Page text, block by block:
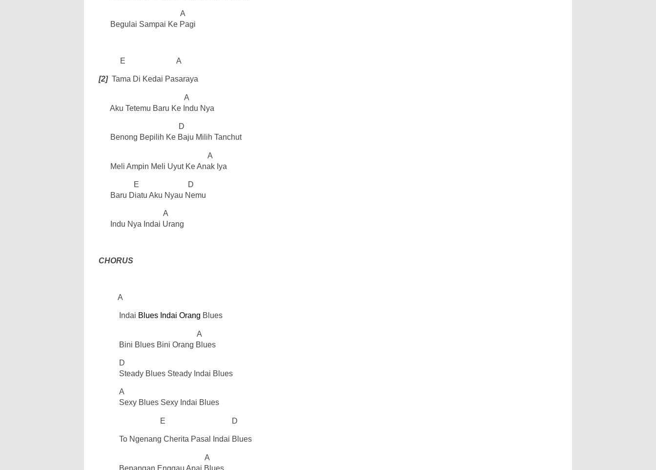
A
Begulai Sampai Ke Pagi
E A
[2] Tama Di Kedai Pasaraya
A
Aku Tetemu Baru Ke Indu Nya
D
Benong Bepilih Ke Baju Milih Tanchut
A
Meli Ampin Meli Uyut Ke Anak Iya
E
D
Baru Diatu Aku Nyau Nemu
A
Indu Nya Indai Urang
CHORUS
A
Indai Blues Indai Orang Blues
A
Bini Blues Bini Orang Blues
D
Steady Blues Steady Indai Blues
A
Sexy Blues Sexy Indai Blues
E D
To Ngenang Cherita Pasal Indai Blues
A
Bepangan Enggau Apai Blues